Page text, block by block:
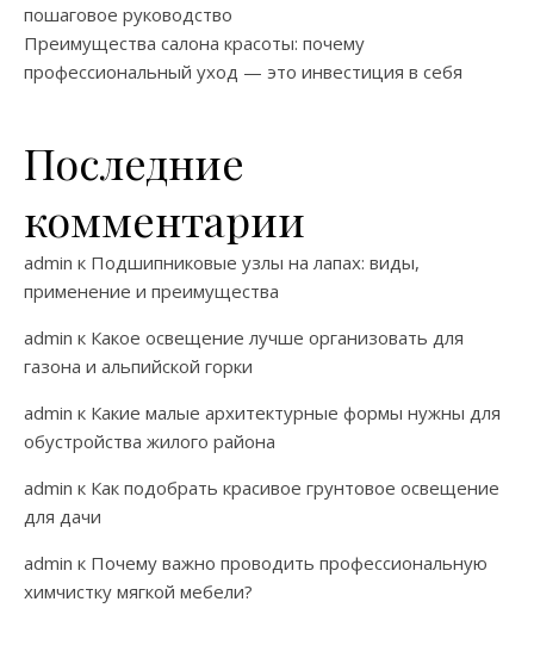
пошаговое руководство
Преимущества салона красоты: почему
профессиональный уход — это инвестиция в себя
Последние
комментарии
admin к Подшипниковые узлы на лапах: виды,
применение и преимущества
admin к Какое освещение лучше организовать для
газона и альпийской горки
admin к Какие малые архитектурные формы нужны для
обустройства жилого района
admin к Как подобрать красивое грунтовое освещение
для дачи
admin к Почему важно проводить профессиональную
химчистку мягкой мебели?